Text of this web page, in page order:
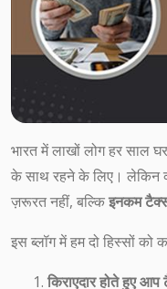
भारत में लाखों लोग हर साल
के साथ रहने के लिए। लेकिन
ज़रूरत नहीं, बल्किइनकम
इस ब्लॉग में हम दो हिस्सों को
किराएदार होते हुए